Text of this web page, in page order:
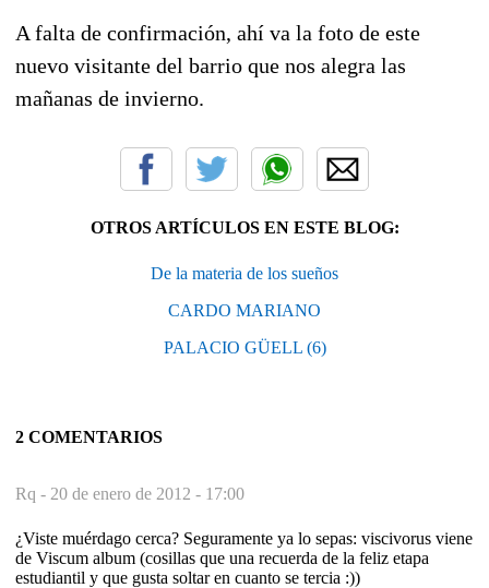
A falta de confirmación, ahí va la foto de este
nuevo visitante del barrio que nos alegra las
mañanas de invierno.
OTROS ARTÍCULOS EN ESTE BLOG:
De la materia de los sueños
CARDO MARIANO
PALACIO GÜELL (6)
2 COMENTARIOS
Rq - 20 de enero de 2012 - 17:00
¿Viste muérdago cerca? Seguramente ya lo sepas: viscivorus viene
de Viscum album (cosillas que una recuerda de la feliz etapa
estudiantil y que gusta soltar en cuanto se tercia :))